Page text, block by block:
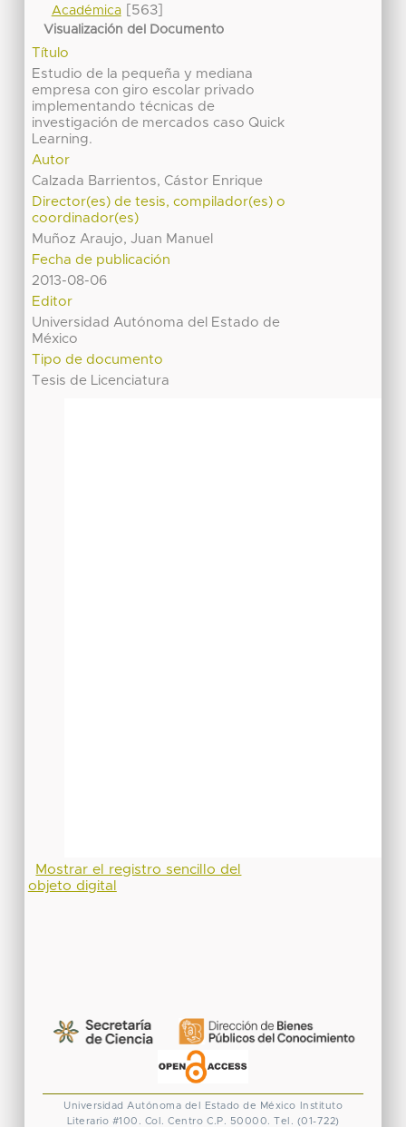
Académica[563]
Visualización del Documento
Título
Estudio de la pequeña y mediana
empresa con giro escolar privado
implementando técnicas de
investigación de mercados caso Quick
Learning.
Autor
Calzada Barrientos, Cástor Enrique
Director(es) de tesis, compilador(es) o
coordinador(es)
Muñoz Araujo, Juan Manuel
Fecha de publicación
2013-08-06
Editor
Universidad Autónoma del Estado de
México
Tipo de documento
Tesis de Licenciatura
Mostrar el registro sencillo del
objeto digital
Universidad Autónoma del Estado de México
Instituto
Literario #100. Col. Centro C.P. 50000. Tel. (01-722)